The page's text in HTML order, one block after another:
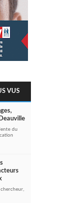
VUS
du
chercheur,